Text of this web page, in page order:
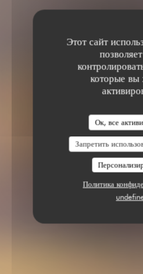
Этот сайт
которые вы
Ок, все
Запретить
Политика